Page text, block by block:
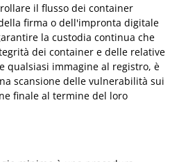
il flusso dei container
firma o dell'impronta digitale
la custodia continua che
dei container e delle relative
qualsiasi immagine al registro, è
scansione delle vulnerabilità sui
finale al termine del loro